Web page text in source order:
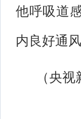
他呼吸道
内良好通
（央视